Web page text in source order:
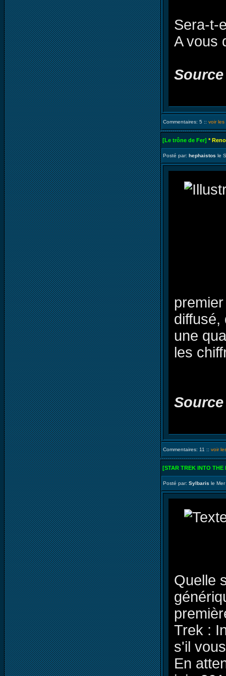
Sera-t-
A vous
Source
Commentaires: 5 :: voir les
[Le trône de Fer] *
Posté par: hephaistos le
diffusé,
une
les
Source
Commentaires: 11 :: voir
[STAR TREK INTO THE
Posté par: Sylbaris le
Quelle
Trek :
s'il
En